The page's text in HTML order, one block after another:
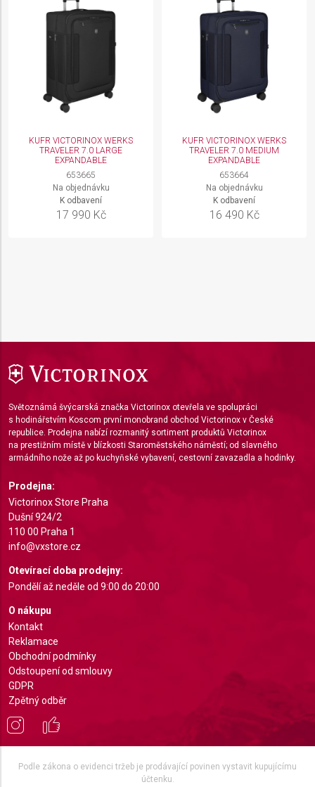
KUFR VICTORINOX WERKS
TRAVELER 7.0 LARGE
EXPANDABLE
653665
Na objednávku
K odbavení
17 990 Kč
KUFR VICTORINOX WERKS
TRAVELER 7.0 MEDIUM
EXPANDABLE
653664
Na objednávku
K odbavení
16 490 Kč
Světoznámá švýcarská značka Victorinox otevřela ve spolupráci
s hodinářstvím Koscom první monobrand obchod Victorinox v České
republice. Prodejna nabízí rozmanitý sortiment produktů Victorinox
na prestižním místě v blízkosti Staroměstského náměstí; od slavného
armádního nože až po kuchyňské vybavení, cestovní zavazadla a hodinky.
Prodejna:
Victorinox Store Praha
Dušní 924/2
110 00 Praha 1
info@vxstore.cz
Otevírací doba prodejny:
Pondělí až neděle od 9:00 do 20:00
O nákupu
Kontakt
Reklamace
Obchodní podmínky
Odstoupení od smlouvy
GDPR
Zpětný odběr
Podle zákona o evidenci tržeb je prodávající povinen vystavit kupujícímu
účtenku.